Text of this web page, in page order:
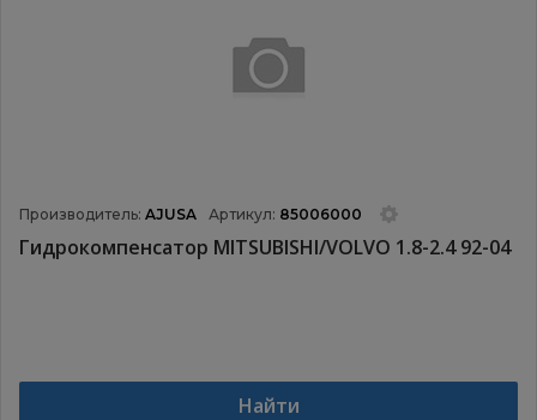
Производитель: AJUSA Артикул: 85006000
Гидрокомпенсатор MITSUBISHI/VOLVO 1.8-2.4 92-04
Найти